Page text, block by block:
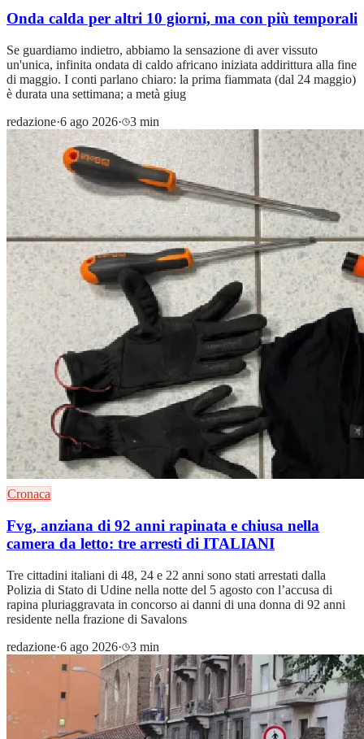
Onda calda per altri 10 giorni, ma con più temporali
Se guardiamo indietro, abbiamo la sensazione di aver vissuto
un'unica, infinita ondata di caldo africano iniziata addirittura alla fine
di maggio. I conti parlano chiaro: la prima fiammata (dal 24 maggio)
è durata una settimana; a metà giug
redazione·6 ago 2026· 3 min
Cronaca
Fvg, anziana di 92 anni rapinata e chiusa nella
camera da letto: tre arresti di ITALIANI
Tre cittadini italiani di 48, 24 e 22 anni sono stati arrestati dalla
Polizia di Stato di Udine nella notte del 5 agosto con l’accusa di
rapina pluriaggravata in concorso ai danni di una donna di 92 anni
residente nella frazione di Savalons
redazione·6 ago 2026· 3 min